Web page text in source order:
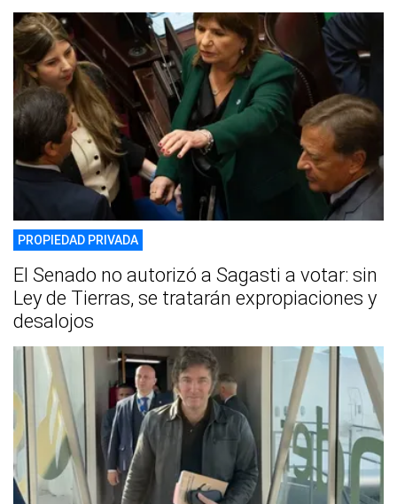
PROPIEDAD PRIVADA
El Senado no autorizó a Sagasti a votar: sin
Ley de Tierras, se tratarán expropiaciones y
desalojos